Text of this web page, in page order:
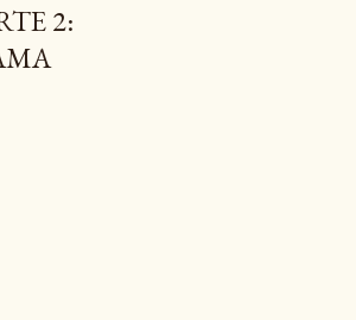
2: